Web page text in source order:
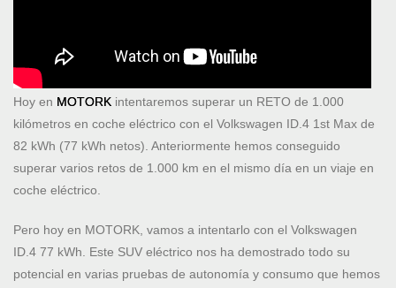
Hoy en MOTORK intentaremos superar un RETO de 1.000
kilómetros en coche eléctrico con el Volkswagen ID.4 1st Max de
82 kWh (77 kWh netos). Anteriormente hemos conseguido
superar varios retos de 1.000 km en el mismo día en un viaje en
coche eléctrico.
Pero hoy en MOTORK, vamos a intentarlo con el Volkswagen
ID.4 77 kWh. Este SUV eléctrico nos ha demostrado todo su
potencial en varias pruebas de autonomía y consumo que hemos